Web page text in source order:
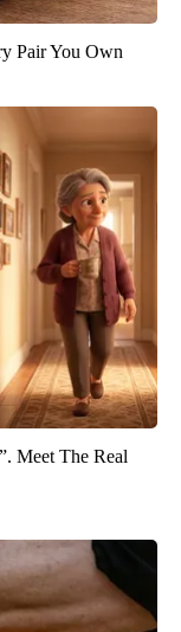
Pair You Own
Meet The Real